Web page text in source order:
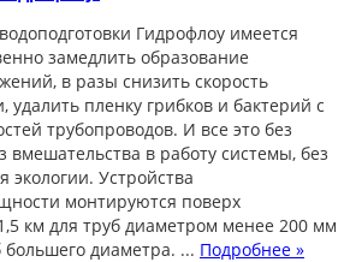
Гидрофлоу имеется
замедлить образование
в разы снизить скорость
удалить пленку грибков и бактерий с
трубопроводов. И все это без
вмешательства в работу системы, без
экологии. Устройства
монтируются поверх
км для труб диаметром менее 200 мм
диаметра. ... Подробнее »